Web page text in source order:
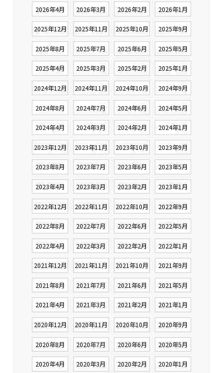
2026年4月 2026年3月 2026年2月 2026年1月
2025年12月 2025年11月 2025年10月 2025年9月
2025年8月 2025年7月 2025年6月 2025年5月
2025年4月 2025年3月 2025年2月 2025年1月
2024年12月 2024年11月 2024年10月 2024年9月
2024年8月 2024年7月 2024年6月 2024年5月
2024年4月 2024年3月 2024年2月 2024年1月
2023年12月 2023年11月 2023年10月 2023年9月
2023年8月 2023年7月 2023年6月 2023年5月
2023年4月 2023年3月 2023年2月 2023年1月
2022年12月 2022年11月 2022年10月 2022年9月
2022年8月 2022年7月 2022年6月 2022年5月
2022年4月 2022年3月 2022年2月 2022年1月
2021年12月 2021年11月 2021年10月 2021年9月
2021年8月 2021年7月 2021年6月 2021年5月
2021年4月 2021年3月 2021年2月 2021年1月
2020年12月 2020年11月 2020年10月 2020年9月
2020年8月 2020年7月 2020年6月 2020年5月
2020年4月 2020年3月 2020年2月 2020年1月